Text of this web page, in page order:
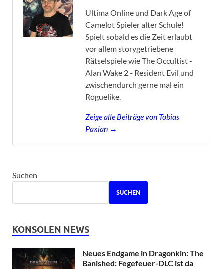
Ultima Online und Dark Age of
Camelot Spieler alter Schule!
Spielt sobald es die Zeit erlaubt
vor allem storygetriebene
Rätselspiele wie The Occultist -
Alan Wake 2 - Resident Evil und
zwischendurch gerne mal ein
Roguelike.
Zeige alle Beiträge von Tobias
Paxian →
Suchen
SUCHEN
KONSOLEN NEWS
Neues Endgame in Dragonkin: The
Banished: Fegefeuer-DLC ist da